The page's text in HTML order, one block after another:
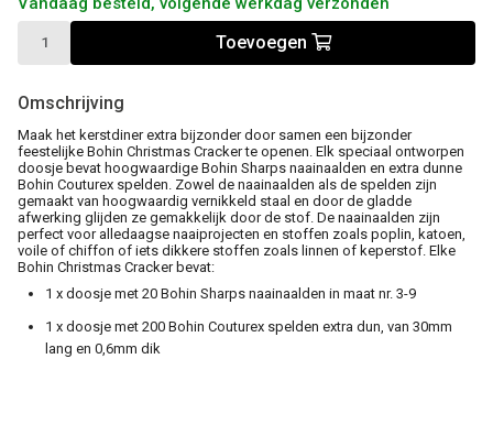
Toevoegen
Omschrijving
Maak het kerstdiner extra bijzonder door samen een bijzonder
feestelijke Bohin Christmas Cracker te openen. Elk speciaal ontworpen
doosje bevat hoogwaardige Bohin Sharps naainaalden en extra dunne
Bohin Couturex spelden. Zowel de naainaalden als de spelden zijn
gemaakt van hoogwaardig vernikkeld staal en door de gladde
afwerking glijden ze gemakkelijk door de stof. De naainaalden zijn
perfect voor alledaagse naaiprojecten en stoffen zoals poplin, katoen,
voile of chiffon of iets dikkere stoffen zoals linnen of keperstof. Elke
Bohin Christmas Cracker bevat:
1 x doosje met 20 Bohin Sharps naainaalden in maat nr. 3-9
1 x doosje met 200 Bohin Couturex spelden extra dun, van 30mm
lang en 0,6mm dik